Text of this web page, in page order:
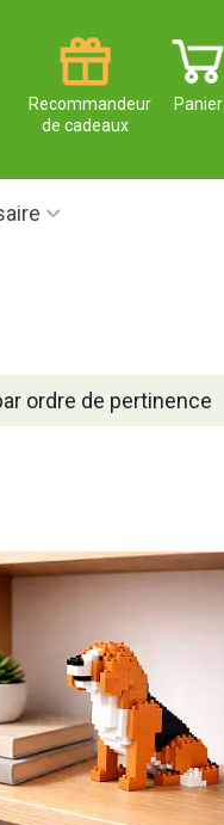
Panier
Recommandeur
de cadeaux
ordre de pertinence